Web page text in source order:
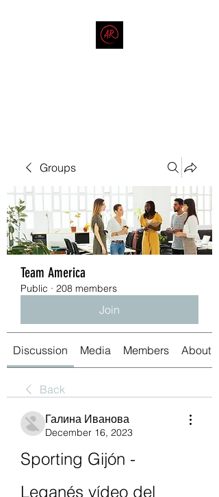
Groups
Team America
Public · 208 members
Join
Discussion Media Members About
Back
Галина Иванова
December 16, 2023
Sporting Gijón -
Leganés vídeo del